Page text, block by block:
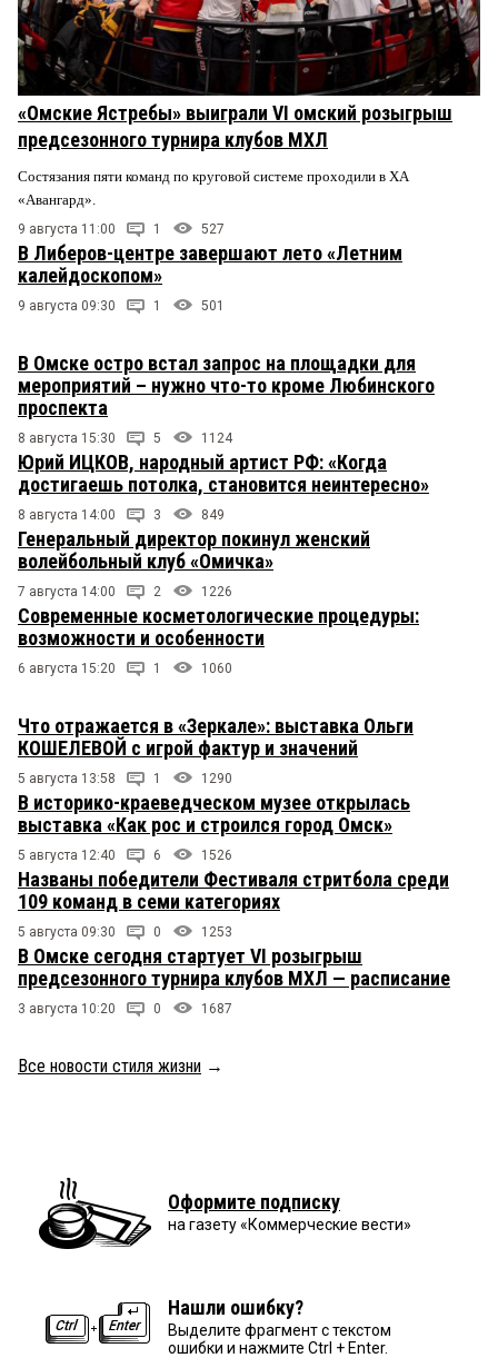
«Омские Ястребы» выиграли VI омский розыгрыш
предсезонного турнира клубов МХЛ
Состязания пяти команд по круговой системе проходили в ХА
«Авангард».
9 августа 11:00 1 527
В Либеров-центре завершают лето «Летним
калейдоскопом»
9 августа 09:30 1 501
В Омске остро встал запрос на площадки для
мероприятий – нужно что-то кроме Любинского
проспекта
8 августа 15:30 5 1124
Юрий ИЦКОВ, народный артист РФ: «Когда
достигаешь потолка, становится неинтересно»
8 августа 14:00 3 849
Генеральный директор покинул женский
волейбольный клуб «Омичка»
7 августа 14:00 2 1226
Современные косметологические процедуры:
возможности и особенности
6 августа 15:20 1 1060
Что отражается в «Зеркале»: выставка Ольги
КОШЕЛЕВОЙ с игрой фактур и значений
5 августа 13:58 1 1290
В историко-краеведческом музее открылась
выставка «Как рос и строился город Омск»
5 августа 12:40 6 1526
Названы победители Фестиваля стритбола среди
109 команд в семи категориях
5 августа 09:30 0 1253
В Омске сегодня стартует VI розыгрыш
предсезонного турнира клубов МХЛ — расписание
3 августа 10:20 0 1687
Все новости стиля жизни →
Оформите подписку
на газету «Коммерческие вести»
Нашли ошибку?
Выделите фрагмент с текстом
ошибки и нажмите Ctrl + Enter.